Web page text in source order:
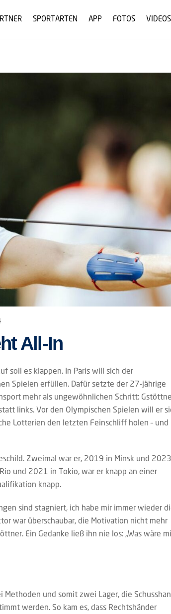
SPORTARTEN APP FOTOS
All-In
soll es klappen. In Paris will sich der
Spielen erfüllen. Dafür setzte der 27-jährige
mehr als ungewöhnlichen Schritt:
links. Vor den Olympischen Spielen will er
Lotterien den letzten Feinschliff holen – und
Zweimal war er, 2019 in Minsk und
und 2021 in Tokio, war er knapp an einer
knapp.
sind stagniert, ich habe mir immer wieder
war überschaubar, die Motivation nicht mehr
Ein Gedanke ließ ihn nie los: „Was wäre
und somit zwei Lager, die
werden. So kam es, dass Rechtshänder